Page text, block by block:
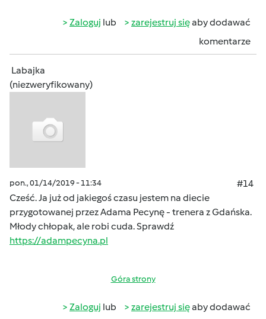
Zaloguj lub zarejestruj sięaby dodawać
komentarze
Labajka
(niezweryfikowany)
pon., 01/14/2019 - 11:34
#14
Cześć. Ja już od jakiegoś czasu jestem na diecie
przygotowanej przez Adama Pecynę - trenera z Gdańska.
Młody chłopak, ale robi cuda. Sprawdź
https://adampecyna.pl
Góra strony
Zaloguj lub zarejestruj sięaby dodawać